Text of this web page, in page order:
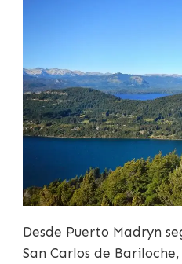
Desde Puerto Madryn
San Carlos de